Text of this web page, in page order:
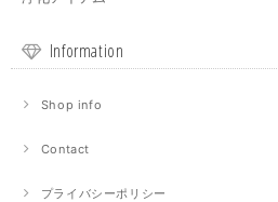
Information
Shop info
Contact
プライバシーポリシー